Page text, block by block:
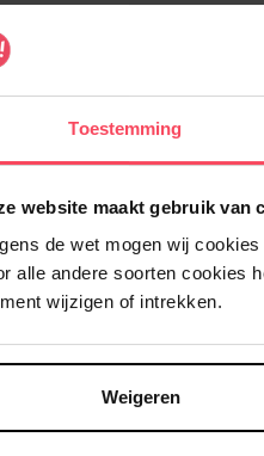
Toestemming
website maakt gebruik van
de wet mogen wij
alle andere soorten cookies
wijzigen of intrekken.
Weigeren
€ 6,49